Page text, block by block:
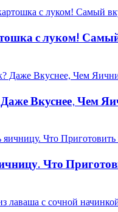
с луком!
Вкуснее, Чем
Что